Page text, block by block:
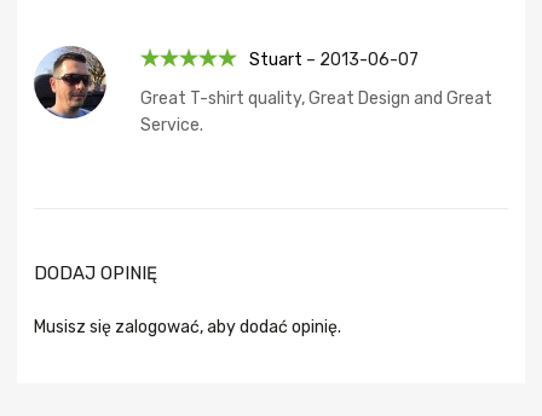
na 5
Stuart – 2013-06-07
Great T-shirt quality, Great Design and Great
Service.
DODAJ OPINIĘ
Musisz się zalogować, aby dodać opinię.